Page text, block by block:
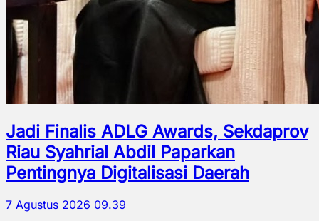
Jadi Finalis ADLG Awards, Sekdaprov
Riau Syahrial Abdil Paparkan
Pentingnya Digitalisasi Daerah
7 Agustus 2026 09.39